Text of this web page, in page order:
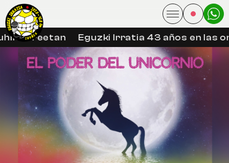
libreetan Eguzki Irratia 43 años en las